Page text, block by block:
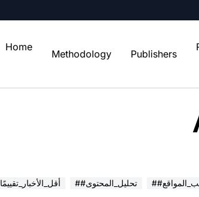
Home
Methodology Publishers
##أقل_الأخبار_تقييمًا ##تحليل_المحتوى